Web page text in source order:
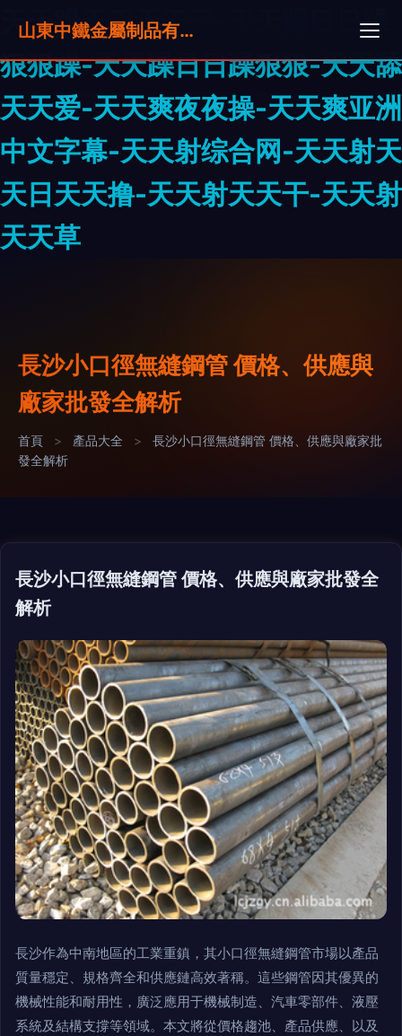
天天躁天干天干天-天天躁日日躁
狠狠躁-天天躁日日躁狠狠-天天舔
天天爱-天天爽夜夜操-天天爽亚洲
中文字幕-天天射综合网-天天射天
天日天天撸-天天射天天干-天天射
天天草
山東中鐵金屬制品有限公司
長沙小口徑無縫鋼管 價格、供應與
廠家批發全解析
首頁 > 產品大全 >
長沙小口徑無縫鋼管 價格、供應與廠家批
發全解析
長沙小口徑無縫鋼管 價格、供應與廠家批發全
解析
長沙作為中南地區的工業重鎮，其小口徑無縫鋼管市場以產品
質量穩定、規格齊全和供應鏈高效著稱。這些鋼管因其優異的
機械性能和耐用性，廣泛應用于機械制造、汽車零部件、液壓
系統及結構支撐等領域。本文將從價格趨池、產品供應、以及